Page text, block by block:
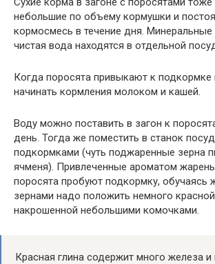
небольшие по объему кормушки и
кормосмесь в течение дня.
чистая вода находятся в отдельной
Когда поросята привыкают к
начинать кормления молоком и кашей.
Воду можно поставить в загон к
день. Тогда же поместить в станок
подкормками (чуть поджаренные зерна
ячменя). Привлеченные ароматом
поросята пробуют подкормку, обучаясь
зернами надо положить немного
накрошенной небольшими комочками.
Красная глина содержит много железа и